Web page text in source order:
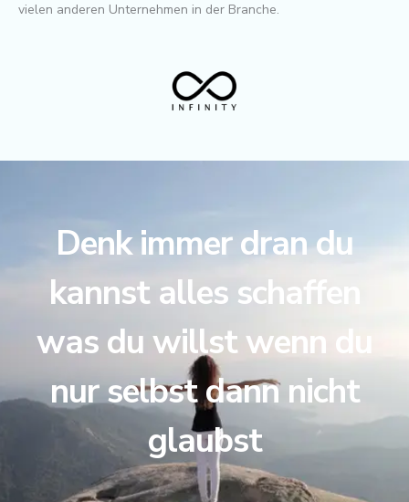
vielen anderen Unternehmen in der Branche.
Denk immer dran du
kannst alles schaffen
was du willst wenn du
nur selbst dann nicht
glaubst